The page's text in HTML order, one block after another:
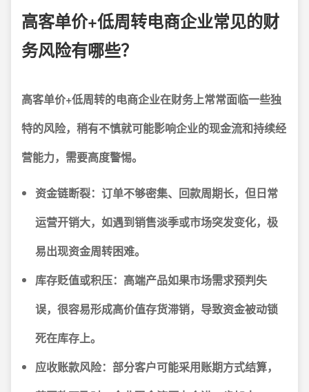
高客单价+低周转电商企业常见的财
务风险有哪些？
高客单价+低周转的电商企业在财务上常常面临一些独
特的风险，稍有不慎就可能影响企业的现金流和持续经
营能力，需要高度警惕。
资金链断裂： 订单不够密集、回款周期长，但日常
运营开销大，如遇到销售淡季或市场突发变化，极
易出现资金周转困难。
库存贬值或积压： 高端产品如果市场需求预判失
误，很容易形成高价值存货滞销，导致资金被动锁
死在库存上。
应收账款风险： 部分客户可能采用账期方式结算，